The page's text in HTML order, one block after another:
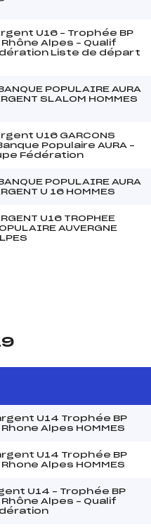
U16 – Trophée BP
Alpes – Qualif
Liste de départ
POPULAIRE AURA
SLALOM HOMMES
U16 GARCONS
Populaire AURA –
Fédération
POPULAIRE AURA
U 16 HOMMES
U16 TROPHEE
AUVERGNE
U14 Trophée BP
Alpes HOMMES
U14 Trophée BP
Alpes HOMMES
U14 – Trophée BP
Alpes – Qualif